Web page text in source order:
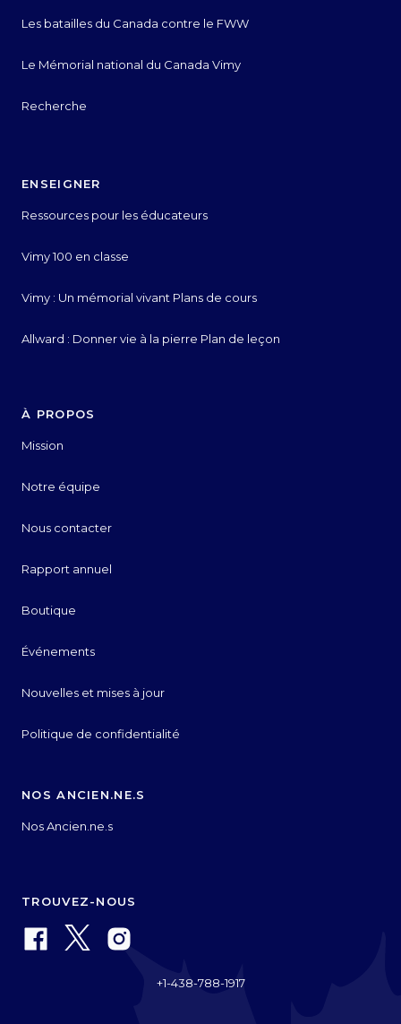
Les batailles du Canada contre le FWW
Le Mémorial national du Canada Vimy
Recherche
ENSEIGNER
Ressources pour les éducateurs
Vimy 100 en classe
Vimy : Un mémorial vivant Plans de cours
Allward : Donner vie à la pierre Plan de leçon
À PROPOS
Mission
Notre équipe
Nous contacter
Rapport annuel
Boutique
Événements
Nouvelles et mises à jour
Politique de confidentialité
NOS ANCIEN.NE.S
Nos Ancien.ne.s
TROUVEZ-NOUS
+1-438-788-1917